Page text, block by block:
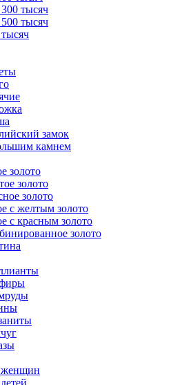
тысяч
тысяч
замок
камнем
золото
золото
золото
с желтым золото
с красным золото
золото
женщин